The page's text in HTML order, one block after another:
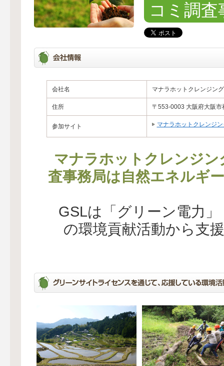
コミ調査
会社名 マナラホットクレンジン
住所 〒553-0003 大阪府大阪市
参加サイト マナラホットクレンジ
マナラホットクレンジ
査事務局は自然エネルギ
GSLは「グリーン電力
の環境貢献活動から支